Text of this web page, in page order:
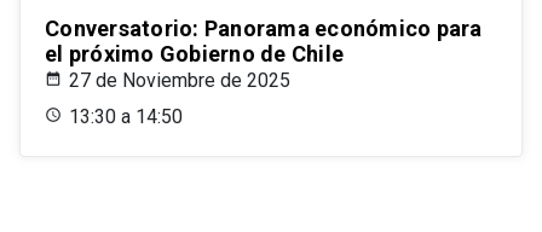
Conversatorio: Panorama económico para
el próximo Gobierno de Chile
27 de Noviembre de 2025
13:30 a 14:50